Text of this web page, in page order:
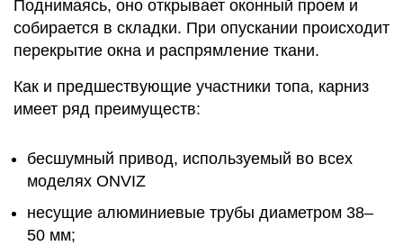
Поднимаясь, оно открывает оконный проем и
собирается в складки. При опускании происходит
перекрытие окна и распрямление ткани.
Как и предшествующие участники топа, карниз
имеет ряд преимуществ:
бесшумный привод, используемый во всех
моделях ONVIZ
несущие алюминиевые трубы диаметром 38–
50 мм;